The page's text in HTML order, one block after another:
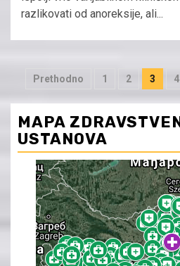
razlikovati od anoreksije, ali...
Posts
pagination
Prethodno 1 2 3 4
MAPA
USTANOVA